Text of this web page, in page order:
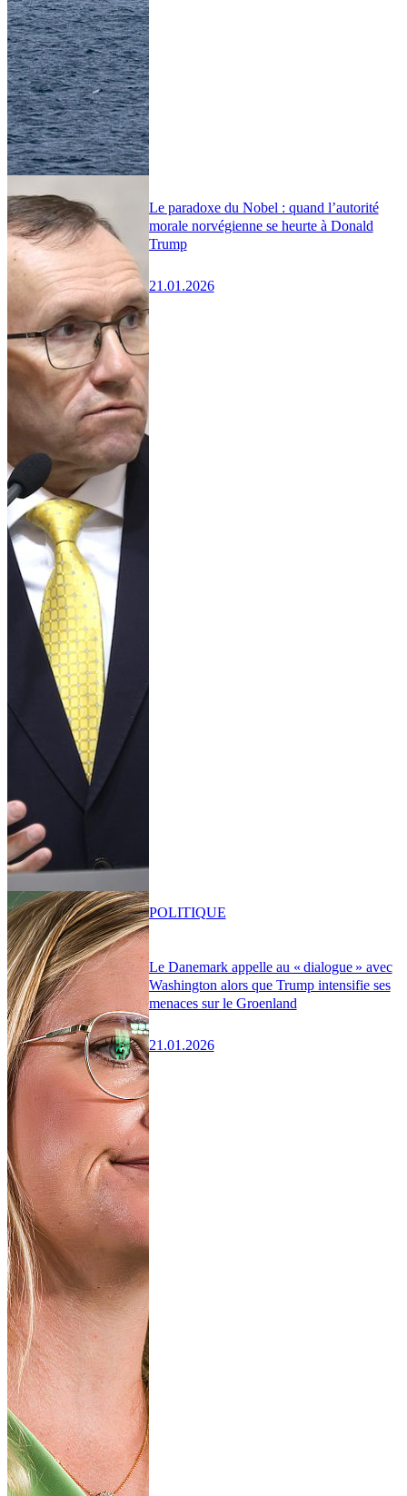
Le paradoxe du Nobel : quand l’autorité
morale norvégienne se heurte à Donald
Trump
21.01.2026
Le Danemark appelle au « dialogue » avec
Washington alors que Trump intensifie ses
menaces sur le Groenland
21.01.2026
POLITIQUE